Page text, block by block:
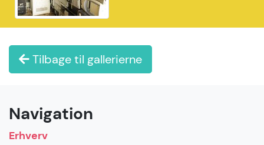
Tilbage til gallerierne
Navigation
Erhverv